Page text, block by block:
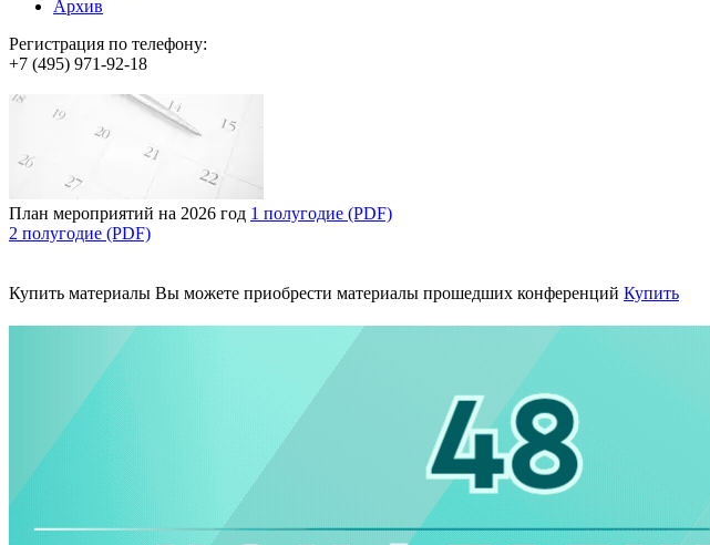
Архив
Регистрация по телефону:
+7 (495) 971-92-18
План мероприятий на 2026 год 1 полугодие (PDF)
2 полугодие (PDF)
Купить материалы Вы можете приобрести материалы прошедших конференций Купить